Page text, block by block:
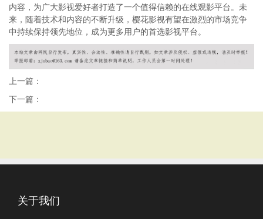
内容，为广大影视爱好者打造了一个值得信赖的在线观影平台。未
来，随着技术和内容的不断升级，樱花影视有望在激烈的市场竞争
中持续保持领先地位，成为更多用户的首选影视平台。
上一篇：
下一篇：
关于我们